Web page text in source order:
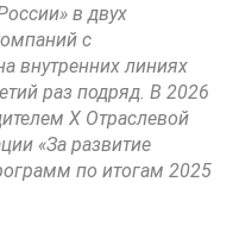
в двух
с
внутренних линиях
раз подряд. В 2026
X Отраслевой
«За развитие
по итогам 2025